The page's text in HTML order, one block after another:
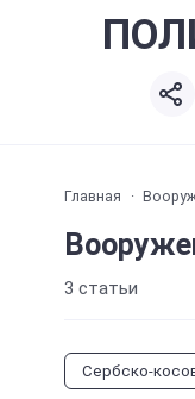
Главная
3 статьи
Сербско-